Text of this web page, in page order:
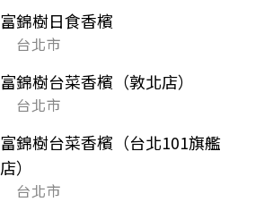
富錦樹日食香檳
台北市
富錦樹台菜香檳（敦北店）
台北市
富錦樹台菜香檳（台北101旗艦
店）
台北市